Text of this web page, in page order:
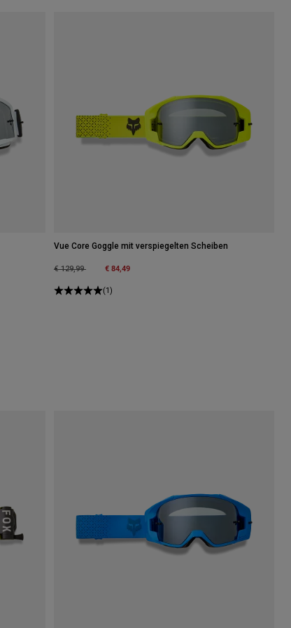
Vue Core Goggle mit verspiegelten Scheiben
Price reduced from
€ 129,99to € 84,49
(1)